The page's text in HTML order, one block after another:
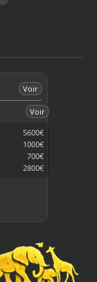
Voir
Voir
5600€
1000€
700€
2800€